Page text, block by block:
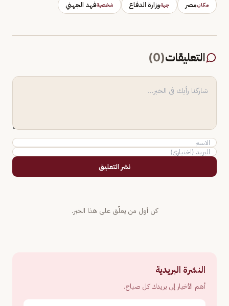
مكانمصر جهةوزارة الدفاع شخصيةفهد الجهني
التعليقات(
0
)
نشر التعليق
كن أول من يعلّق على هذا الخبر.
النشرة البريدية
أهم الأخبار إلى بريدك كل صباح.